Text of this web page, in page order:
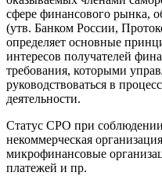
сфере финансового рынка,
(утв. Банком России,
определяет основные
интересов получателей
требования, которыми
руководствоваться в
деятельности.
Статус СРО при
некоммерческая
микрофинансовые
платежей и пр.